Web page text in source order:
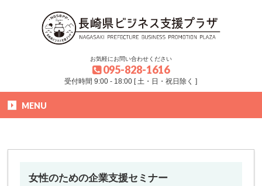
お気軽にお問い合わせください
095-828-1616
受付時間 9:00 - 18:00 [ 土・日・祝日除く ]
MENU
女性のための企業支援セミナー